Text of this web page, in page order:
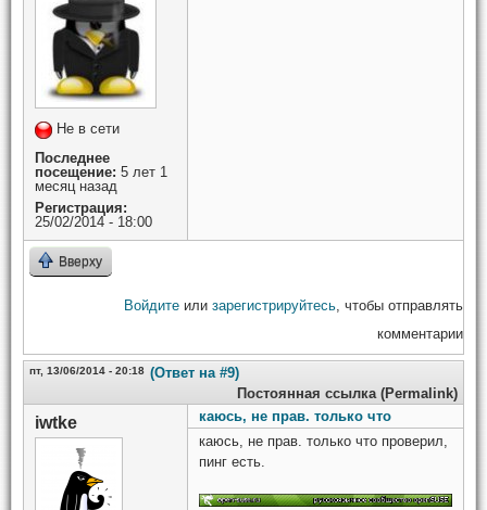
Не в сети
Последнее
посещение: 5 лет 1
месяц назад
Регистрация:
25/02/2014 - 18:00
Вверху
Войдите или зарегистрируйтесь, чтобы отправлять
комментарии
пт, 13/06/2014 - 20:18 (Ответ на #9)
Постоянная ссылка (Permalink)
iwtke
каюсь, не прав. только что
каюсь, не прав. только что проверил,
пинг есть.